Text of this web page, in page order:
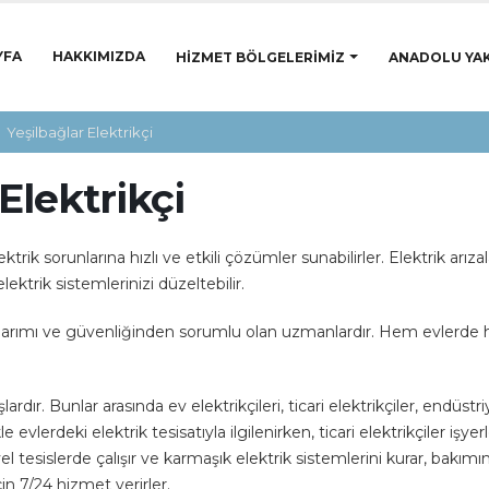
HAKKIMIZDA HIZMET BÖLGELERIMIZ ANADOLU
Yeşilbağlar Elektrikçi
sorunlarına hızlı ve etkili çözümler sunabilirler. Elektrik
sistemlerinizi düzeltebilir.
ve güvenliğinden sorumlu olan uzmanlardır. Hem
Bunlar arasında ev elektrikçileri, ticari elektrikçiler,
evlerdeki elektrik tesisatıyla ilgilenirken, ticari elektrikçiler
çalışır ve karmaşık elektrik sistemlerini kurar,
7/24 hizmet verirler.